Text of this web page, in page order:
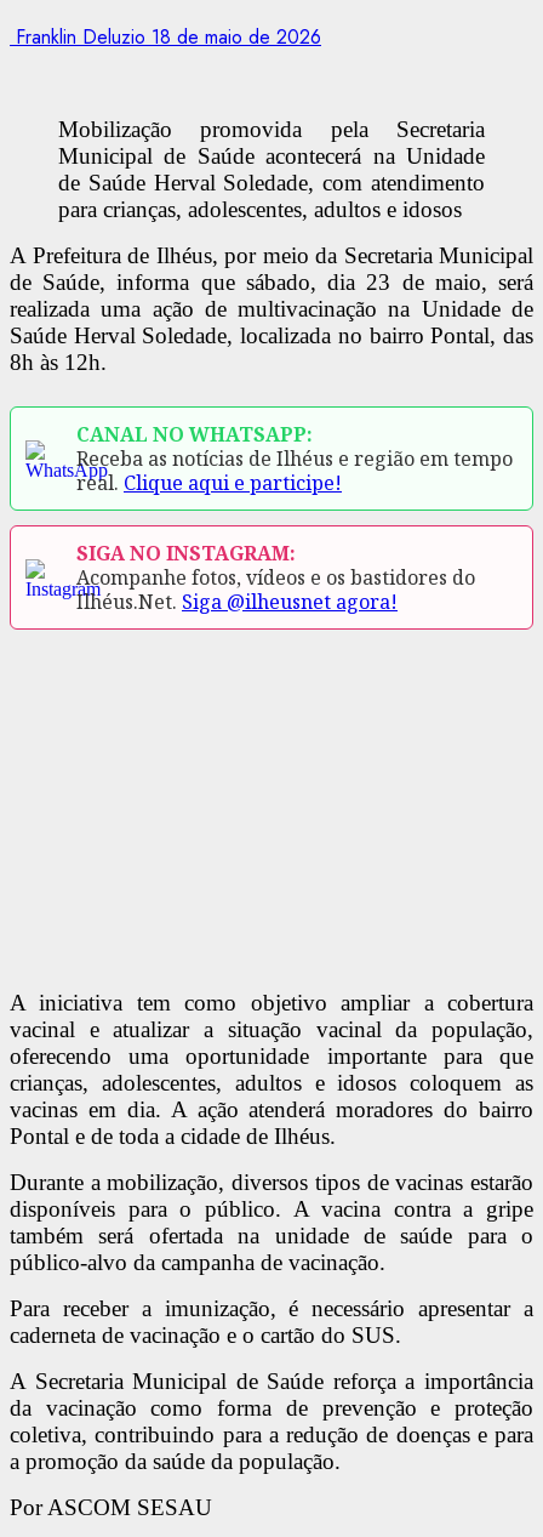
Franklin Deluzio 18 de maio de 2026
Mobilização promovida pela Secretaria
Municipal de Saúde acontecerá na Unidade
de Saúde Herval Soledade, com atendimento
para crianças, adolescentes, adultos e idosos
A Prefeitura de Ilhéus, por meio da Secretaria Municipal
de Saúde, informa que sábado, dia 23 de maio, será
realizada uma ação de multivacinação na Unidade de
Saúde Herval Soledade, localizada no bairro Pontal, das
8h às 12h.
CANAL NO WHATSAPP:
Receba as notícias de Ilhéus e região em tempo
real. Clique aqui e participe!
SIGA NO INSTAGRAM:
Acompanhe fotos, vídeos e os bastidores do
Ilhéus.Net. Siga @ilheusnet agora!
A iniciativa tem como objetivo ampliar a cobertura
vacinal e atualizar a situação vacinal da população,
oferecendo uma oportunidade importante para que
crianças, adolescentes, adultos e idosos coloquem as
vacinas em dia. A ação atenderá moradores do bairro
Pontal e de toda a cidade de Ilhéus.
Durante a mobilização, diversos tipos de vacinas estarão
disponíveis para o público. A vacina contra a gripe
também será ofertada na unidade de saúde para o
público-alvo da campanha de vacinação.
Para receber a imunização, é necessário apresentar a
caderneta de vacinação e o cartão do SUS.
A Secretaria Municipal de Saúde reforça a importância
da vacinação como forma de prevenção e proteção
coletiva, contribuindo para a redução de doenças e para
a promoção da saúde da população.
Por ASCOM SESAU